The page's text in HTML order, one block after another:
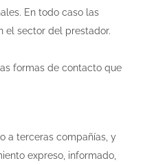
En todo caso las
el sector del prestador.
formas de contacto que
a terceras compañías, y
expreso, informado,